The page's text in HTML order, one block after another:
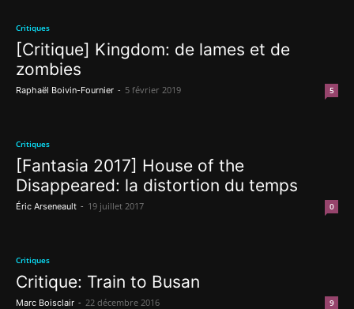
Critiques
[Critique] Kingdom: de lames et de
zombies
Raphaël Boivin-Fournier - 5 février 2019 5
Critiques
[Fantasia 2017] House of the
Disappeared: la distortion du temps
Éric Arseneault - 19 juillet 2017 0
Critiques
Critique: Train to Busan
Marc Boisclair - 22 décembre 2016 9